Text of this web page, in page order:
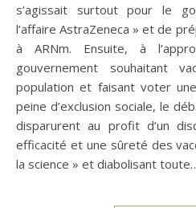
s’agissait surtout pour le
l’affaire AstraZeneca » et de
à ARNm. Ensuite, à
gouvernement souhaitant
population et faisant voter
peine d’exclusion sociale, le
disparurent au profit d’un
efficacité et une sûreté des
la science » et diabolisant